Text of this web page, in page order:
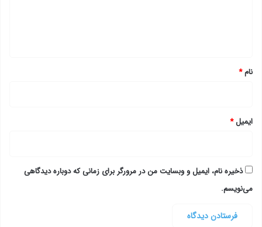
نام*
ایمیل*
ذخیره نام، ایمیل و وبسایت من در مرورگر برای زمانی که دوباره دیدگاهی
می‌نویسم.